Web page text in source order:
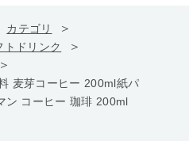
カテゴリ
トドリンク
麦芽コーヒー 200ml紙パ
ン コーヒー 珈琲 200ml